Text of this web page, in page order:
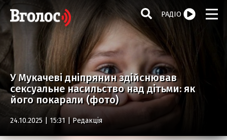
РАДІО
У Мукачеві дніпрянин здійснював
сексуальне насильство над дітьми: як
його покарали (фото)
24.10.2025 | 15:31 | Редакція